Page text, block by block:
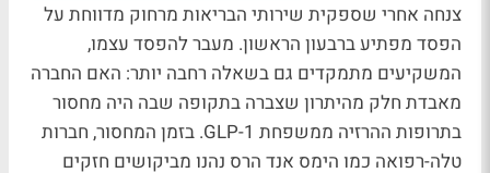
צנחה אחרי שספקית שירותי הבריאות מרחוק מדווחת על
הפסד מפתיע ברבעון הראשון. מעבר להפסד עצמו,
המשקיעים מתמקדים גם בשאלה רחבה יותר: האם החברה
מאבדת חלק מהיתרון שצברה בתקופה שבה היה מחסור
בתרופות ההרזיה ממשפחת GLP-1. בזמן המחסור, חברות
טלה-רפואה כמו הימס אנד הרס נהנו מביקושים חזקים